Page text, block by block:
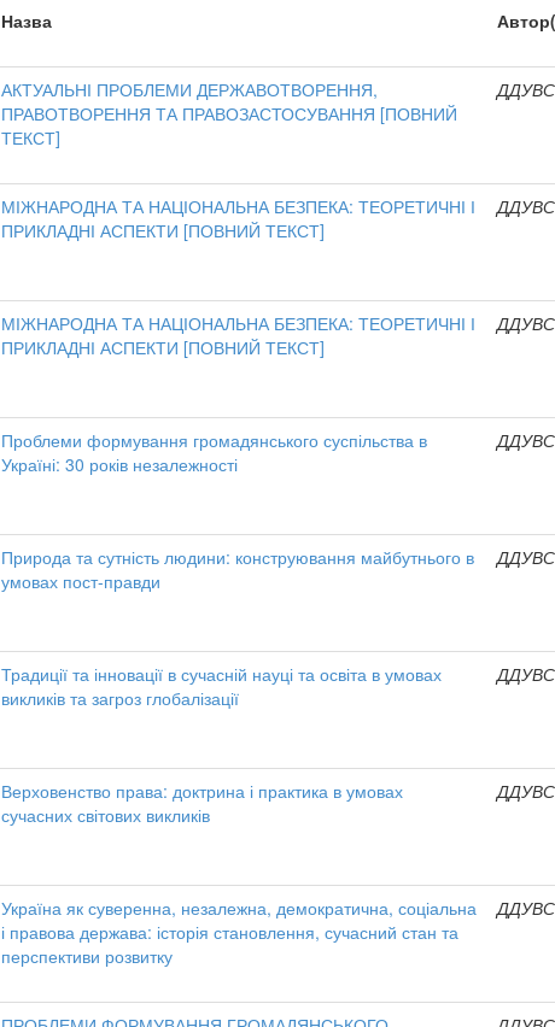
Назва
АКТУАЛЬНІ ПРОБЛЕМИ ДЕРЖАВОТВОРЕННЯ,
ПРАВОТВОРЕННЯ ТА ПРАВОЗАСТОСУВАННЯ [ПОВНИЙ
ТЕКСТ]
ДДУВС
МІЖНАРОДНА ТА НАЦІОНАЛЬНА БЕЗПЕКА: ТЕОРЕТИЧНІ І
ПРИКЛАДНІ АСПЕКТИ [ПОВНИЙ ТЕКСТ]
ДДУВС
МІЖНАРОДНА ТА НАЦІОНАЛЬНА БЕЗПЕКА: ТЕОРЕТИЧНІ І
ПРИКЛАДНІ АСПЕКТИ [ПОВНИЙ ТЕКСТ]
ДДУВС
Проблеми формування громадянського суспільства в
Україні: 30 років незалежності
ДДУВС
Природа та сутність людини: конструювання майбутнього в
умовах пост-правди
ДДУВС
Традиції та інновації в сучасній науці та освіта в умовах
викликів та загроз глобалізації
ДДУВС
Верховенство права: доктрина і практика в умовах
сучасних світових викликів
ДДУВС
Україна як суверенна, незалежна, демократична, соціальна
і правова держава: історія становлення, сучасний стан та
перспективи розвитку
ДДУВС